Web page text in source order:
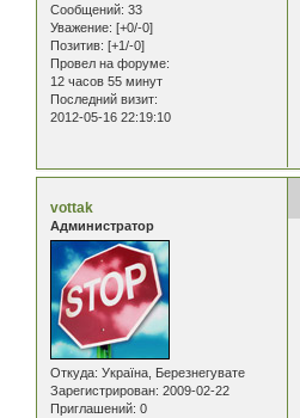
Сообщений: 33
Уважение: [+0/-0]
Позитив: [+1/-0]
Провел на форуме:
12 часов 55 минут
Последний визит:
2012-05-16 22:19:10
vottak
Администратор
Откуда: Україна, Березнегувате
Зарегистрирован: 2009-02-22
Приглашений: 0